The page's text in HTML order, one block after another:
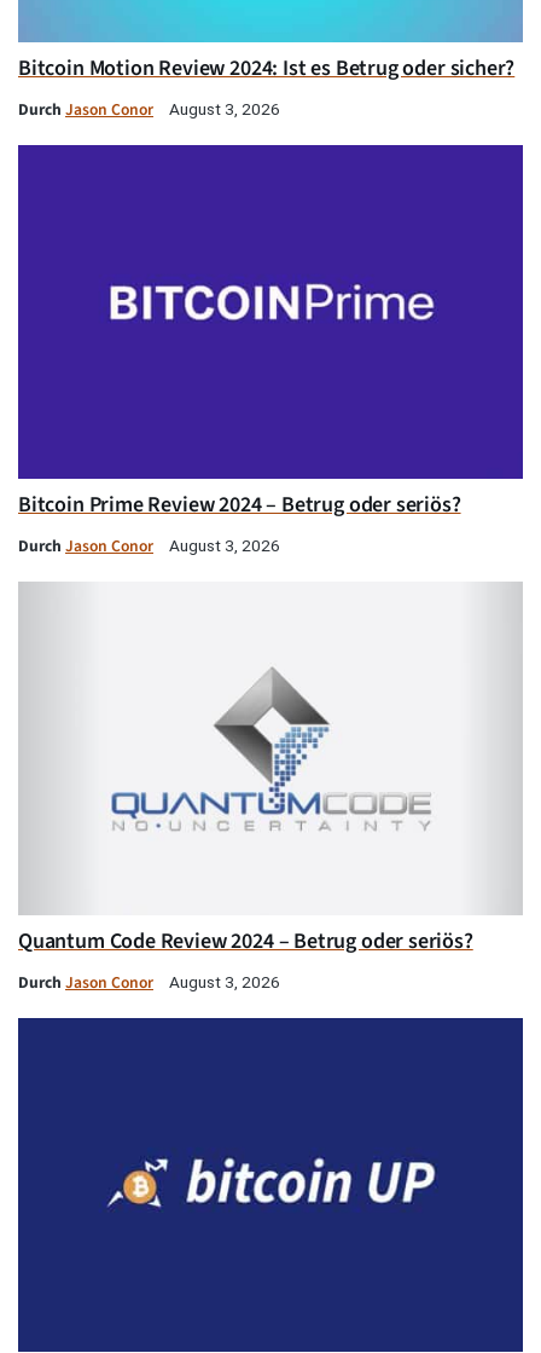
Bitcoin Motion Review 2024: Ist es Betrug oder sicher?
Durch Jason Conor August 3, 2026
Bitcoin Prime Review 2024 – Betrug oder seriös?
Durch Jason Conor August 3, 2026
Quantum Code Review 2024 – Betrug oder seriös?
Durch Jason Conor August 3, 2026